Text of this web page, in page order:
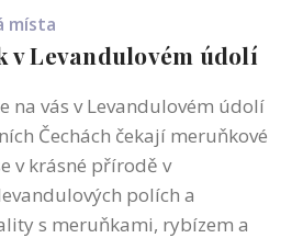
místa
v Levandulovém údolí
na vás v Levandulovém údolí
Čechách čekají meruňkové
v krásné přírodě v
polích a
s meruňkami, rybízem a